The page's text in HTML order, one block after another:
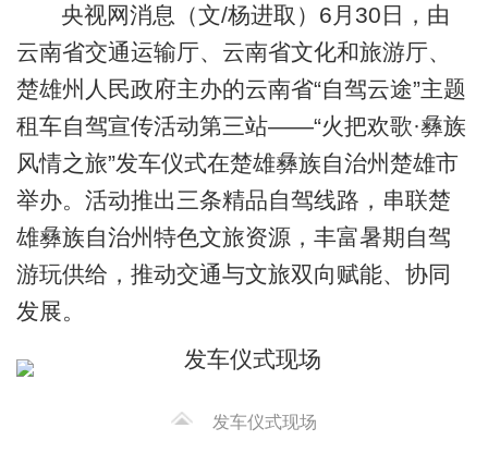
央视网消息（文/杨进取）6月30日，由
云南省交通运输厅、云南省文化和旅游厅、
楚雄州人民政府主办的云南省“自驾云途”主题
租车自驾宣传活动第三站——“火把欢歌·彝族
风情之旅”发车仪式在楚雄彝族自治州楚雄市
举办。活动推出三条精品自驾线路，串联楚
雄彝族自治州特色文旅资源，丰富暑期自驾
游玩供给，推动交通与文旅双向赋能、协同
发展。
发车仪式现场